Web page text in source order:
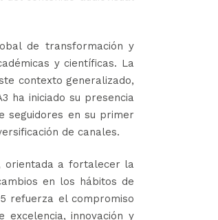
de transformación y
y científicas. La
contexto generalizado,
ha iniciado su presencia
seguidores en su primer
de canales.
orientada a fortalecer la
en los hábitos de
refuerza el compromiso
excelencia, innovación y